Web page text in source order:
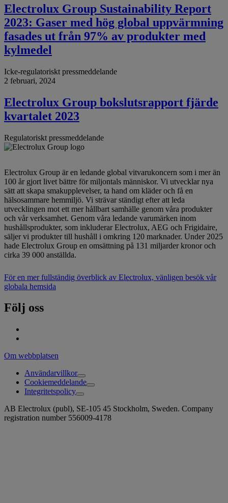
Electrolux Group Sustainability Report
2023: Gaser med hög global uppvärmning
fasades ut från 97% av produkter med
kylmedel
Icke-regulatoriskt pressmeddelande
2 februari, 2024
Electrolux Group bokslutsrapport fjärde
kvartalet 2023
Regulatoriskt pressmeddelande
Electrolux Group är en ledande global vitvarukoncern som i mer än
100 år gjort livet bättre för miljontals människor. Vi utvecklar nya
sätt att skapa smakupplevelser, ta hand om kläder och få en
hälsosammare hemmiljö. Vi strävar ständigt efter att leda
utvecklingen mot ett mer hållbart samhälle genom våra produkter
och vår verksamhet. Genom våra ledande varumärken inom
hushållsprodukter, som inkluderar Electrolux, AEG och Frigidaire,
säljer vi produkter till hushåll i omkring 120 marknader. Under 2025
hade Electrolux Group en omsättning på 131 miljarder kronor och
cirka 39 000 anställda.
För en mer fullständig överblick av Electrolux, vänligen besök vår
globala hemsida
Följ oss
Om webbplatsen
Användarvillkor
Cookiemeddelande
Integritetspolicy
AB Electrolux (publ), SE-105 45 Stockholm, Sweden. Company
registration number 556009-4178